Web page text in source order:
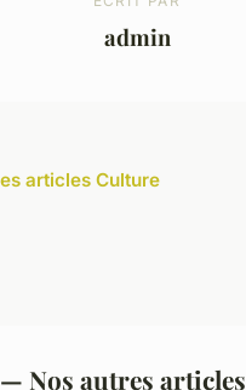
admin
articles Culture
Nos autres articles